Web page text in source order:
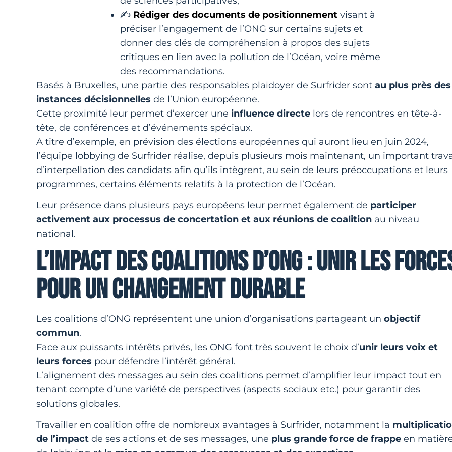
✍️ Rédiger des documents de positionnement visant à
préciser l’engagement de l’ONG sur certains sujets et
donner des clés de compréhension à propos des sujets
critiques en lien avec la pollution de l’Océan, voire même
des recommandations.
Basés à Bruxelles, une partie des responsables plaidoyer de Surfrider sont au plus près des
instances décisionnelles de l’Union européenne.
Cette proximité leur permet d’exercer une influence directe lors de rencontres en tête-à-
tête, de conférences et d’événements spéciaux.
A titre d’exemple, en prévision des élections européennes qui auront lieu en juin 2024,
l’équipe lobbying de Surfrider réalise, depuis plusieurs mois maintenant, un important
d’interpellation des candidats afin qu’ils intègrent, au sein de leurs préoccupations et leurs
programmes, certains éléments relatifs à la protection de l’Océan.
Leur présence dans plusieurs pays européens leur permet également de participer
activement aux processus de concertation et aux réunions de coalition au niveau
national.
L’IMPACT DES COALITIONS D’ONG : UNIR LES
POUR UN CHANGEMENT DURABLE
Les coalitions d’ONG représentent une union d’organisations partageant un objectif
commun.
Face aux puissants intérêts privés, les ONG font très souvent le choix d’unir leurs voix et
leurs forces pour défendre l’intérêt général.
L’alignement des messages au sein des coalitions permet d’amplifier leur impact tout en
tenant compte d’une variété de perspectives (aspects sociaux etc.) pour garantir des
solutions globales.
Travailler en coalition offre de nombreux avantages à Surfrider, notamment la
de l’impact de ses actions et de ses messages, une plus grande force de frappe en